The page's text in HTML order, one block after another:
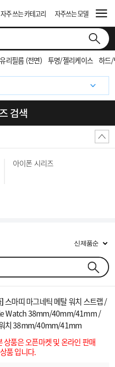
자주 쓰는 카테고리 자주쓰는 모델
리필름 (전면) 투명/젤리케이스 하드/
검색
아이폰 시리즈
]스마띠 마그네틱 메탈 워치 스트랩 /
Watch 38mm/40mm/41mm /
치 38mm/40mm/41mm
품은 오픈마켓 및 온라인 판매
품 입니다.